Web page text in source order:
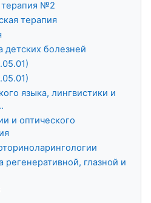
терапия №2
терапия
детских болезней
языка, лингвистики и
и оптического
глазной и